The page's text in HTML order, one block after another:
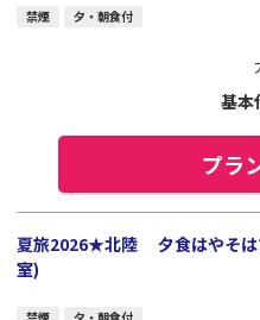
禁煙 夕・朝食付
基本
プラ
夏旅2026★北陸 夕食はやそは
室)
禁煙 夕・朝食付